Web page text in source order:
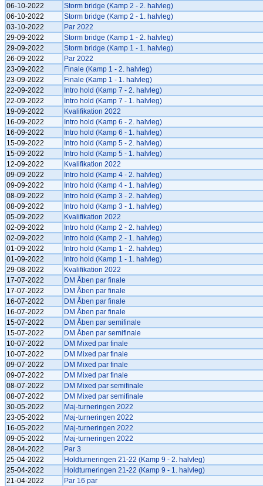
06-10-2022
Storm bridge (Kamp 2 - 2. halvleg)
06-10-2022
Storm bridge (Kamp 2 - 1. halvleg)
03-10-2022
Par 2022
29-09-2022
Storm bridge (Kamp 1 - 2. halvleg)
29-09-2022
Storm bridge (Kamp 1 - 1. halvleg)
26-09-2022
Par 2022
23-09-2022
Finale (Kamp 1 - 2. halvleg)
23-09-2022
Finale (Kamp 1 - 1. halvleg)
22-09-2022
Intro hold (Kamp 7 - 2. halvleg)
22-09-2022
Intro hold (Kamp 7 - 1. halvleg)
19-09-2022
Kvalifikation 2022
16-09-2022
Intro hold (Kamp 6 - 2. halvleg)
16-09-2022
Intro hold (Kamp 6 - 1. halvleg)
15-09-2022
Intro hold (Kamp 5 - 2. halvleg)
15-09-2022
Intro hold (Kamp 5 - 1. halvleg)
12-09-2022
Kvalifikation 2022
09-09-2022
Intro hold (Kamp 4 - 2. halvleg)
09-09-2022
Intro hold (Kamp 4 - 1. halvleg)
08-09-2022
Intro hold (Kamp 3 - 2. halvleg)
08-09-2022
Intro hold (Kamp 3 - 1. halvleg)
05-09-2022
Kvalifikation 2022
02-09-2022
Intro hold (Kamp 2 - 2. halvleg)
02-09-2022
Intro hold (Kamp 2 - 1. halvleg)
01-09-2022
Intro hold (Kamp 1 - 2. halvleg)
01-09-2022
Intro hold (Kamp 1 - 1. halvleg)
29-08-2022
Kvalifikation 2022
17-07-2022
DM Åben par finale
17-07-2022
DM Åben par finale
16-07-2022
DM Åben par finale
16-07-2022
DM Åben par finale
15-07-2022
DM Åben par semifinale
15-07-2022
DM Åben par semifinale
10-07-2022
DM Mixed par finale
10-07-2022
DM Mixed par finale
09-07-2022
DM Mixed par finale
09-07-2022
DM Mixed par finale
08-07-2022
DM Mixed par semifinale
08-07-2022
DM Mixed par semifinale
30-05-2022
Maj-turneringen 2022
23-05-2022
Maj-turneringen 2022
16-05-2022
Maj-turneringen 2022
09-05-2022
Maj-turneringen 2022
28-04-2022
Par 3
25-04-2022
Holdturneringen 21-22 (Kamp 9 - 2. halvleg)
25-04-2022
Holdturneringen 21-22 (Kamp 9 - 1. halvleg)
21-04-2022
Par 16 par